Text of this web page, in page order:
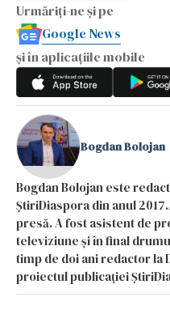
Urmăriți-ne și pe
Google News
și în aplicațiile mobile
Bogdan Bolojan
Bogdan Bolojan este
ȘtiriDiaspora din anul
presă. A fost asistent de
televiziune și în final
timp de doi ani redactor la
proiectul publicației